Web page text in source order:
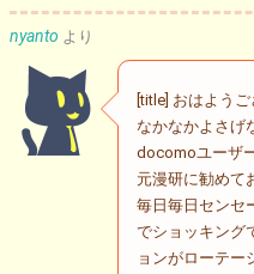
nyanto より
[title] おはよう
なかなかよさげ
docomoユーザ
元漫研に勧めて
毎日毎日センセ
でショッキング
ョンがローテ